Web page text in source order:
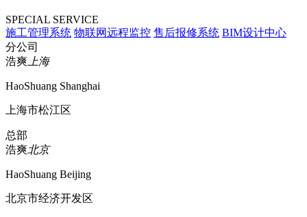
SPECIAL SERVICE
施工管理系统 物联网远程监控 售后报修系统 BIM设计中心
分公司
浩爽上海
HaoShuang Shanghai
上海市松江区
总部
浩爽北京
HaoShuang Beijing
北京市经济开发区